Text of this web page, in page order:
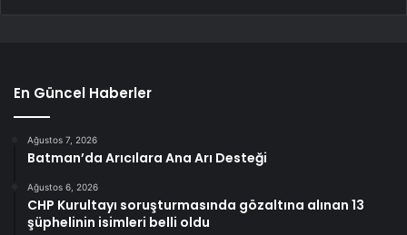
En Güncel Haberler
Ağustos 7, 2026
Batman’da Arıcılara Ana Arı Desteği
Ağustos 6, 2026
CHP Kurultayı soruşturmasında gözaltına alınan 13
şüphelinin isimleri belli oldu